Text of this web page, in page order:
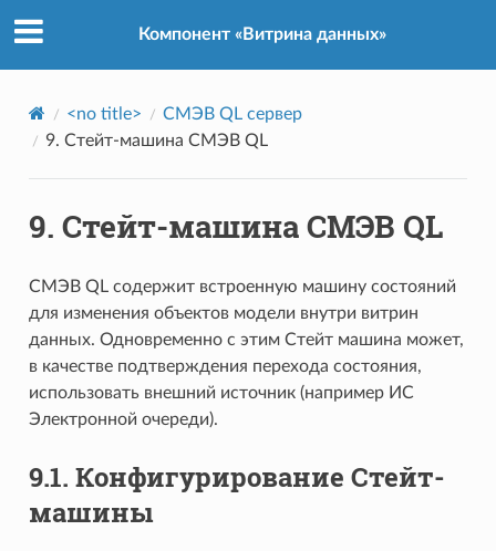
Компонент «Витрина данных»
<no title>
СМЭВ QL сервер
9. Стейт-машина СМЭВ QL
9. Стейт-машина СМЭВ QL
СМЭВ QL содержит встроенную машину состояний
для изменения объектов модели внутри витрин
данных. Одновременно с этим Стейт машина может,
в качестве подтверждения перехода состояния,
использовать внешний источник (например ИС
Электронной очереди).
9.1. Конфигурирование Стейт-
машины